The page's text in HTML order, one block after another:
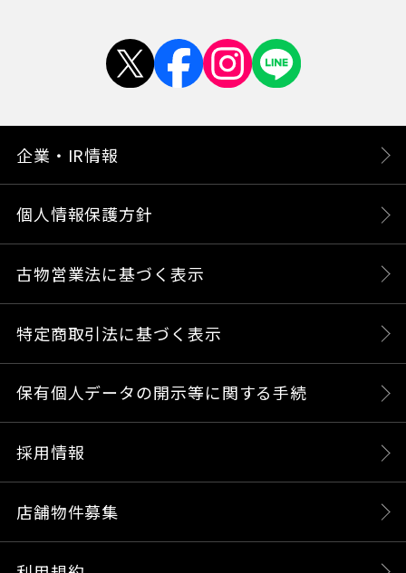
企業・IR情報
個人情報保護方針
古物営業法に基づく表示
特定商取引法に基づく表示
保有個人データの開示等に関する手続
採用情報
店舗物件募集